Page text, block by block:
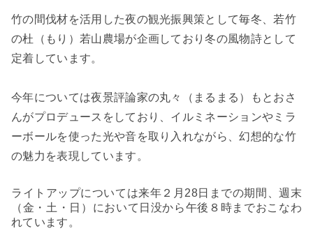
竹の間伐材を活用した夜の観光振興策として毎冬、若竹
の杜（もり）若山農場が企画しており冬の風物詩として
定着しています。
今年については夜景評論家の丸々（まるまる）もとおさ
んがプロデュースをしており、イルミネーションやミラ
ーボールを使った光や音を取り入れながら、幻想的な竹
の魅力を表現しています。
ライトアップについては来年２月 28日までの期間、週末
（金・土・日）において日没から午後８時までおこなわ
れています。